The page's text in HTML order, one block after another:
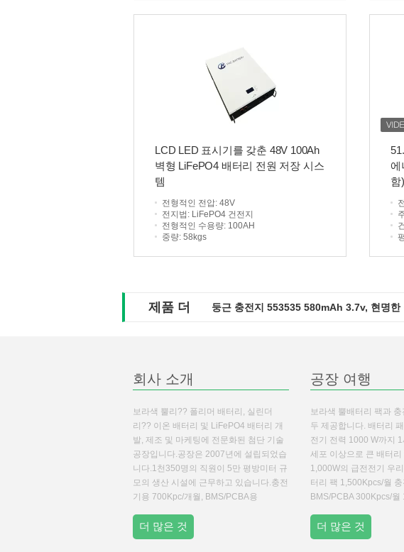
LCD LED 표시기를 갖춘 48V 100Ah
벽형 LiFePO4 배터리 전원 저장 시스
템
전형적인 전압: 48V
전지법 : LiFePO4 건전지
전형적인 수용량: 100AH
중량: 58kgs
에
함)
제품 더 둥근 충전지 553535 580mAh 3.7v, 현명한
회사 소개
보라색 뿔리?? 폴리머 배터리, 실린더
리?? 이온 배터리 및 LiFePO4 배터리 개
발, 제조 및 마케팅에 전문화된 첨단 기술
공장입니다.공장은 2007년에 설립되었습
니다.1천350명의 직원이 5만 평방미터 규
모의 생산 시설에 근무하고 있습니다.충전
기용 700Kpc/개월, BMS/PCBA용
온 배터리, 리?? 포스фат 배터리 ...
더 많은 것
공장 여행
보라색 뿔배터리 팩과
두 제공합니다. 배터리
전기 전력 1000 W까지
세포 이상으로 큰 배터리
1,000W의 급전전기 우
터리 팩 1,500Kpcs/월
BMS/PCBA 300Kpcs/월
더 많은 것